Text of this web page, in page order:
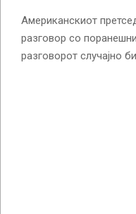
Американскиот
разговор со
разговорот случајно